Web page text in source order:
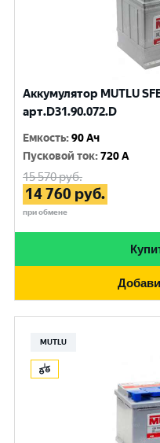
Аккумулятор MUTLU
арт.D31.90.072.D
Емкость:90 Ач
Пусковой ток:720 A
15 570руб.
14 760 руб.
при обмене
MUTLU